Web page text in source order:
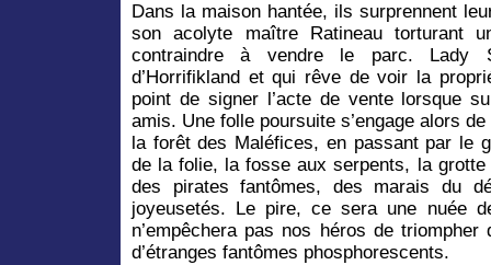
Dans la maison hantée, ils surprennent
son acolyte maître Ratineau torturant
contraindre à vendre le parc. Lady
d’Horrifikland et qui rêve de voir la
point de signer l’acte de vente lorsque
amis. Une folle poursuite s’engage alors
la forêt des Maléfices, en passant par le
de la folie, la fosse aux serpents, la
des pirates fantômes, des marais du
joyeusetés. Le pire, ce sera une nuée
n’empêchera pas nos héros de
d’étranges fantômes phosphorescents.